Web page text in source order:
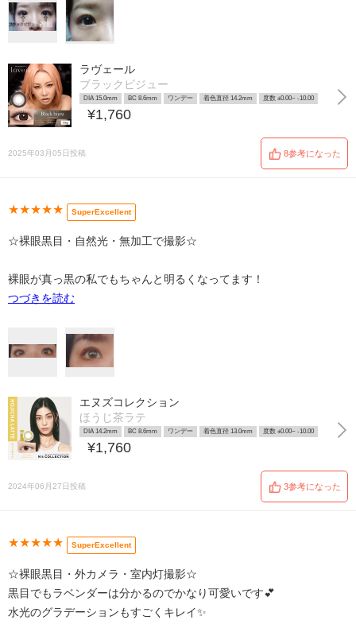
ラヴェール
ブラックビジュー
DIA 15.0mm BC 8.6mm ワンデー 着色直径 14.2mm 度数 ±0.00~ -10.00
¥1,760
2025年03月05日投稿 8参考になった
★★★★★ SuperExcellent
☆裸眼黒目・自然光・無加工で撮影☆
裸眼が真っ黒の私でもちゃんと明るくなってます！
つづきを読む
エヌズコレクション
ほうじ茶ラテ
DIA 14.2mm BC 8.6mm ワンデー 着色直径 13.0mm 度数 ±0.00~ -10.00
¥1,760
2024年06月27日投稿 3参考になった
★★★★★ SuperExcellent
☆裸眼黒目・外カメラ・室内灯撮影☆
黒目でもラベンダーは分かるのでかなり可愛いです💕
水光のグラデーションもすごくキレイ✨️